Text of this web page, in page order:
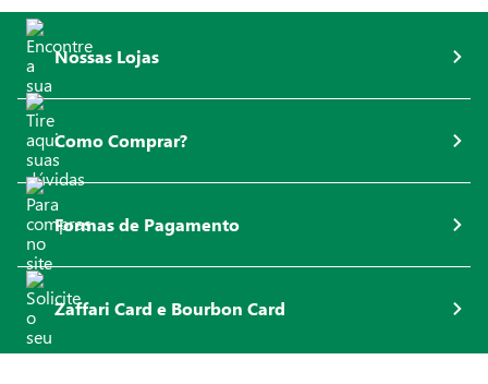
Nossas Lojas
Como Comprar?
Formas de Pagamento
Zaffari Card e Bourbon Card